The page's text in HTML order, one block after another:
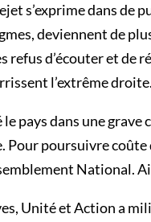
s’exprime dans
deviennent de
refus d’écouter et de
l’extrême droite.
le pays dans une
Pour poursuivre
National.
Unité et Action a